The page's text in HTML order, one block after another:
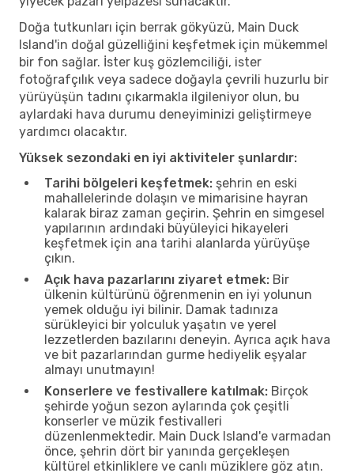
Doğa tutkunları için berrak gökyüzü, Main Duck
Island'in doğal güzelliğini keşfetmek için mükemmel
bir fon sağlar. İster kuş gözlemciliği, ister
fotoğrafçılık veya sadece doğayla çevrili huzurlu bir
yürüyüşün tadını çıkarmakla ilgileniyor olun, bu
aylardaki hava durumu deneyiminizi geliştirmeye
yardımcı olacaktır.
Yüksek sezondaki en iyi aktiviteler şunlardır:
Tarihi bölgeleri keşfetmek: şehrin en eski
mahallelerinde dolaşın ve mimarisine hayran
kalarak biraz zaman geçirin. Şehrin en simgesel
yapılarının ardındaki büyüleyici hikayeleri
keşfetmek için ana tarihi alanlarda yürüyüşe
çıkın.
Açık hava pazarlarını ziyaret etmek: Bir
ülkenin kültürünü öğrenmenin en iyi yolunun
yemek olduğu iyi bilinir. Damak tadınıza
sürükleyici bir yolculuk yaşatın ve yerel
lezzetlerden bazılarını deneyin. Ayrıca açık hava
ve bit pazarlarından gurme hediyelik eşyalar
almayı unutmayın!
Konserlere ve festivallere katılmak: Birçok
şehirde yoğun sezon aylarında çok çeşitli
konserler ve müzik festivalleri
düzenlenmektedir. Main Duck Island'e varmadan
önce, şehrin dört bir yanında gerçekleşen
kültürel etkinliklere ve canlı müziklere göz atın.